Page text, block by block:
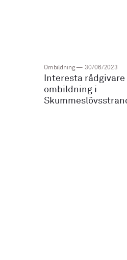
Ombildning—30/06/2023
Interesta rådgivare
ombildning i